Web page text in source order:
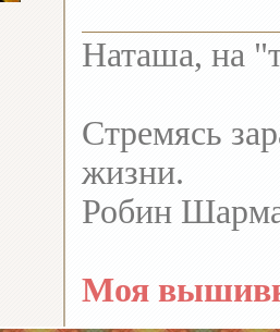
Наташа, на
Стремясь
жизни.
Робин
Моя